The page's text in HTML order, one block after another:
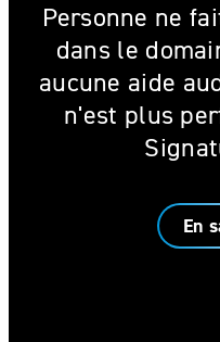
Personne ne
dans le
aucune aide
n'est plus
En